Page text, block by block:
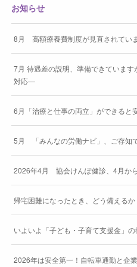
お知らせ
8月 高額療養費制度が見直されてい
7月 待遇差の説明、準備できていま
対応―
6月「治療と仕事の両立」ができると
5月 「みんなの労働ナビ」、ご存知
2026年4月 協会けんぽ健診、4月か
帰宅困難になったとき、どう備えるか
いよいよ「子ども・子育て支援金」の
2026年は安全第一！自転車通勤と企